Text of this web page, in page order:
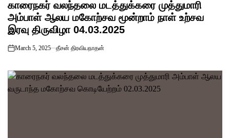
IN
காரைநகர் வலந்தலை மடத்துக்கரை முத்துமாரி
அம்பாள் ஆலய மகோற்சவ மூன்றாம் நாள் உற்சவ
இரவு திருவிழா 04.03.2025
on
March 5, 2025 தீசன் திரவியநாதன்